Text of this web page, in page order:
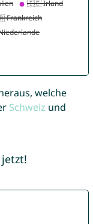
welche
Schweiz und